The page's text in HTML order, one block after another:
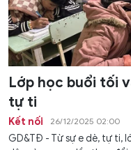
Lớp học buổi tối
tự ti
Kết nối 26/12/2025 02:00
GD&TĐ - Từ sự e dè, tự ti,